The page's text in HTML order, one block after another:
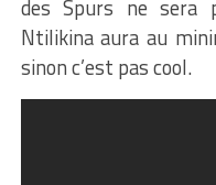
des Spurs ne sera
Ntilikina aura au
sinon c’est pas cool.